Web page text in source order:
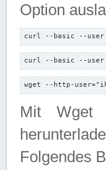
Option
curl --basic --user
curl --basic --user
wget --http-
Mit Wget
Folgendes